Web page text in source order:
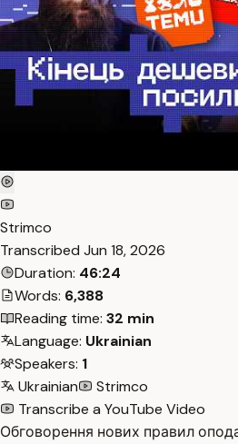
Strimco
Transcribed Jun 18, 2026
Duration: 46:24
Words: 6,388
Reading time: 32 min
Language: Ukrainian
Speakers: 1
Ukrainian
Strimco
Transcribe a YouTube Video
Обговорення нових правил